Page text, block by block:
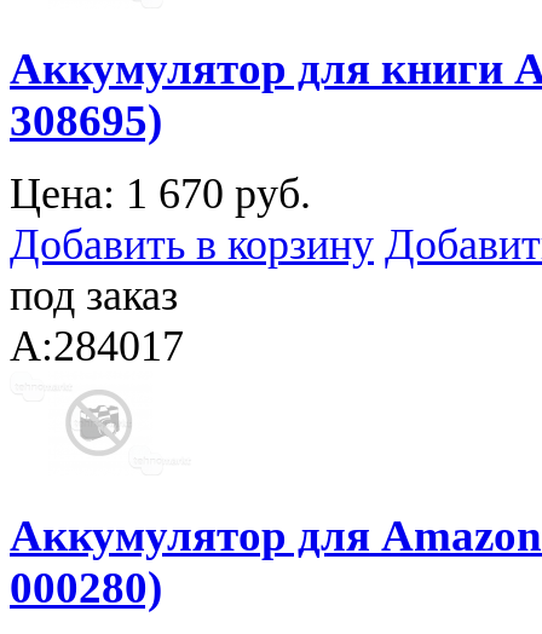
Аккумулятор для книги
308695)
Цена: 1 670 руб.
Добавить в корзину
под заказ
A:284017
Аккумулятор для
000280)